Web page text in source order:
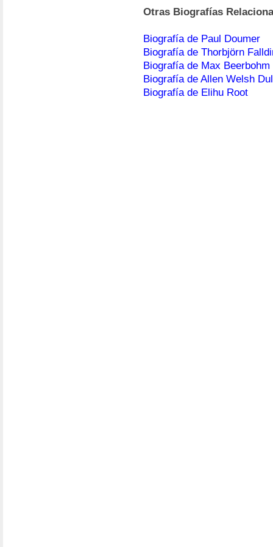
Otras Biografías
Biografía de Paul Doumer
Biografía de Thorbjörn
Biografía de Max Beerbohm
Biografía de Allen Welsh
Biografía de Elihu Root